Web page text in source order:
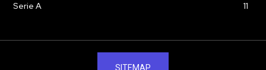
Serie A
11
SITEMAP